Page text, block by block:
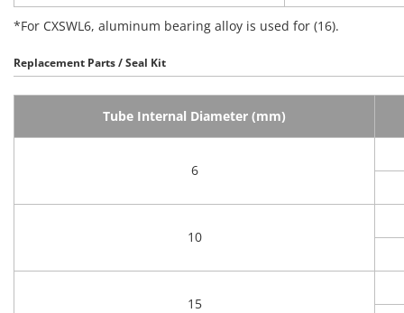
*For CXSWL6, aluminum bearing alloy is used for (16).
Replacement Parts / Seal Kit
Tube Internal Diameter (mm)
6
10
15